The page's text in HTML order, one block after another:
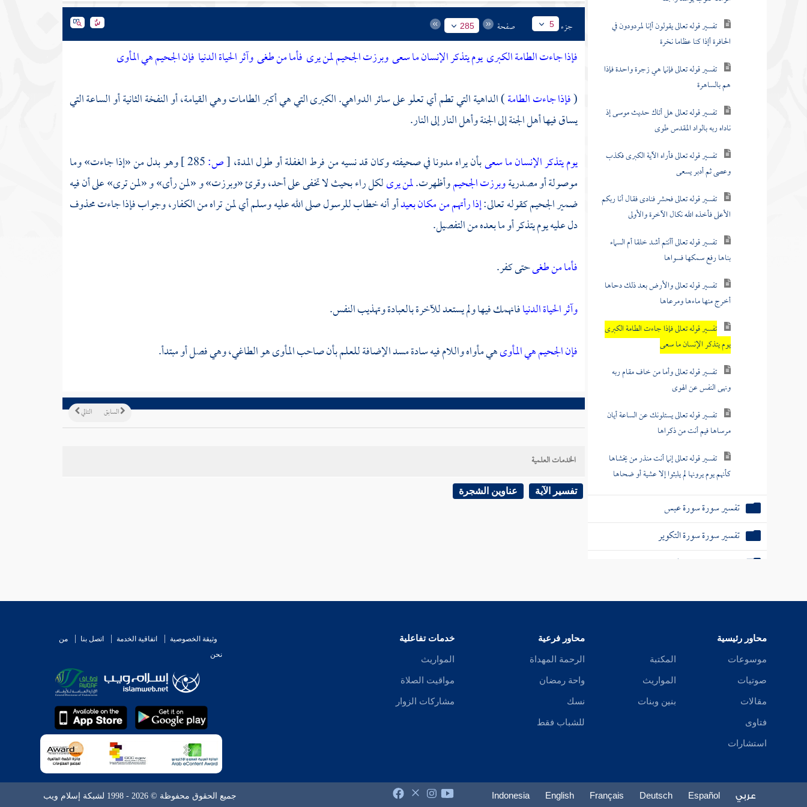
تفسير قوله تعالى يقولون أإنا لمردودون في
الحافرة أإذا كنا عظاما نخرة
تفسير قوله تعالى فإنما هي زجرة واحدة فإذا
هم بالساهرة
تفسير قوله تعالى هل أتاك حديث موسى إذ
ناداه ربه بالواد المقدس طوى
تفسير قوله تعالى فأراه الآية الكبرى فكذب
وعصى ثم أدبر يسعى
تفسير قوله تعالى فحشر فنادى فقال أنا ربكم
الأعلى فأخذه الله نكال الآخرة والأولى
تفسير قوله تعالى أأنتم أشد خلقا أم السماء
بناها رفع سمكها فسواها
تفسير قوله تعالى والأرض بعد ذلك دحاها
أخرج منها ماءها ومرعاها
تفسير قوله تعالى فإذا جاءت الطامة الكبرى
يوم يتذكر الإنسان ما سعى
تفسير قوله تعالى وأما من خاف مقام ربه
ونهى النفس عن الهوى
تفسير قوله تعالى يسئلونك عن الساعة أيان
مرساها فيم أنت من ذكراها
تفسير قوله تعالى إنما أنت منذر من يخشاها
كأنهم يوم يرونها لم يلبثوا إلا عشية أو ضحاها
تفسير سورة سورة عبس
تفسير سورة سورة التكوير
تفسير سورة سورة الانفطار
تفسير سورة سورة البروج
تفسير سورة سورة الطارق
تفسير سورة سورة الأعلى
تفسير سورة سورة البلد
جزء 5 صفحة 285
فإذا جاءت الطامة الكبرىيوم يتذكر الإنسان ما سعىوبرزت الجحيم لمن يرى فأما من طغىوآثر الحياة الدنيا فإن الجحيم هي المأوى
(فإذا جاءت الطامة) الداهية التي تطم أي تعلو على سائر الدواهي. الكبرى التي هي أكبر الطامات وهي القيامة، أو النفخة الثانية أو الساعة التي
يساق فيها أهل الجنة إلى الجنة وأهل النار إلى النار.
يوم يتذكر الإنسان ما سعىبأن يراه مدونا في صحيفته وكان قد نسيه من فرط الغفلة أو طول المدة،[ص:
وهو بدل من «إذا جاءت» وما
موصولة أو مصدريةوبرزت الجحيموأظهرت.لمن يرىلكل راء بحيث لا تخفى على أحد، وقرئ «وبرزت» و «لمن رأى» و «لمن ترى» على أن فيه
ضمير الجحيم كقوله تعالى:إذا رأتهم من مكان بعيدأو أنه خطاب للرسول صلى الله عليه وسلم أي لمن تراه من الكفار، وجواب فإذا جاءت محذوف
دل عليه يوم يتذكر أو ما بعده من التفصيل.
فأما من طغىحتى كفر.
وآثر الحياة الدنيافانهمك فيها ولم يستعد للآخرة بالعبادة وتهذيب النفس.
فإن الجحيم هي المأوىهي مأواه واللام فيه سادة مسد الإضافة للعلم بأن صاحب المأوى هو الطاغي، وهي فصل أو مبتدأ.
التالي السابق
الخدمات العلمية
تفسير الآية عناوين الشجرة
محاور رئيسية
موسوعات
صوتيات
مقالات
فتاوى
استشارات
المكتبة
المواريث
بنين وبنات
محاور فرعية
الرحمة المهداة
واحة رمضان
نسك
للشباب فقط
خدمات تفاعلية
المواريث
مواقيت الصلاة
مشاركات الزوار
وثيقة الخصوصية اتفاقية الخدمة اتصل بنا
من
نحن
عربي Español
Deutsch
Français
English
Indonesia جميع الحقوق محفوظة © 2026 - 1998 لشبكة إسلام ويب